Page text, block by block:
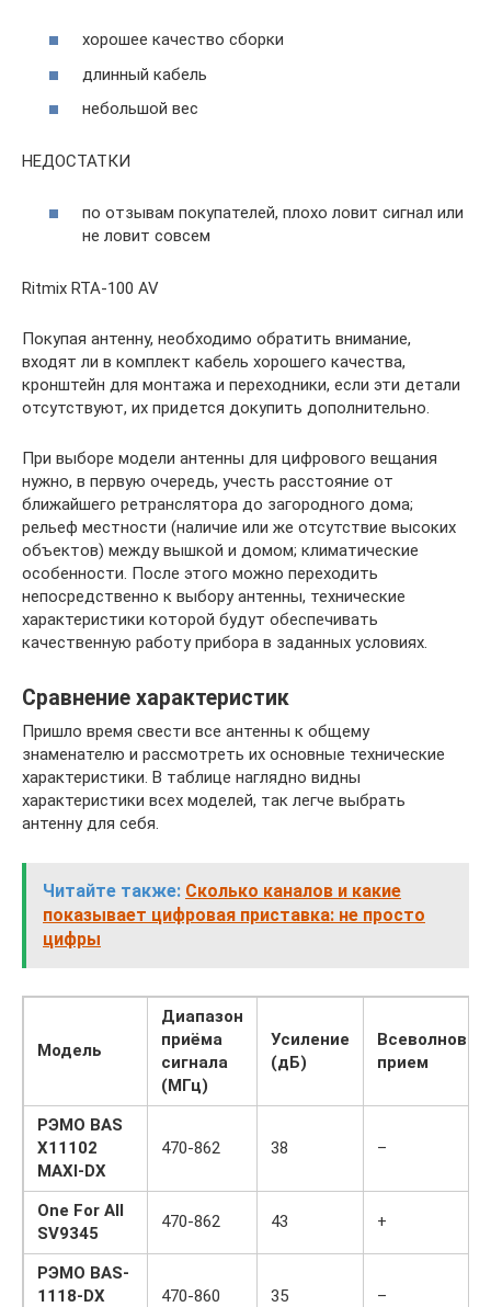
хорошее качество сборки
длинный кабель
небольшой вес
НЕДОСТАТКИ
по отзывам покупателей, плохо ловит сигнал или
не ловит совсем
Ritmix RTA-100 AV
Покупая антенну, необходимо обратить внимание,
входят ли в комплект кабель хорошего качества,
кронштейн для монтажа и переходники, если эти детали
отсутствуют, их придется докупить дополнительно.
При выборе модели антенны для цифрового вещания
нужно, в первую очередь, учесть расстояние от
ближайшего ретранслятора до загородного дома;
рельеф местности (наличие или же отсутствие высоких
объектов) между вышкой и домом; климатические
особенности. После этого можно переходить
непосредственно к выбору антенны, технические
характеристики которой будут обеспечивать
качественную работу прибора в заданных условиях.
Сравнение характеристик
Пришло время свести все антенны к общему
знаменателю и рассмотреть их основные технические
характеристики. В таблице наглядно видны
характеристики всех моделей, так легче выбрать
антенну для себя.
Читайте также: Сколько каналов и какие
показывает цифровая приставка: не просто
цифры
Модель
Диапазон
приёма
сигнала
(МГц)
Усиление
(дБ)
Всеволновой
прием
РЭМО BAS
X11102
MAXI-DX
470-862 38 –
One For All
SV9345
470-862 43 +
РЭМО BAS-
1118-DX
470-860 35 –